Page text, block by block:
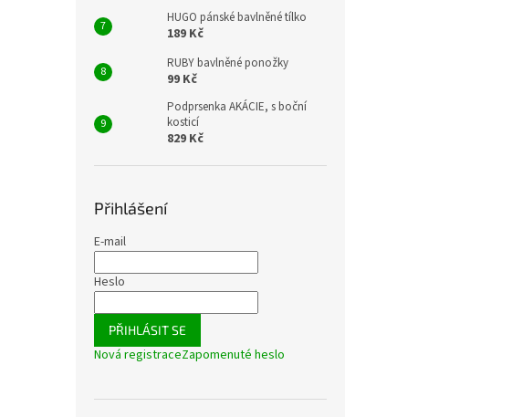
HUGO pánské bavlněné tílko
189 Kč
RUBY bavlněné ponožky
99 Kč
Podprsenka AKÁCIE, s boční
kosticí
829 Kč
Přihlášení
E-mail
Heslo
PŘIHLÁSIT SE
Nová registraceZapomenuté heslo